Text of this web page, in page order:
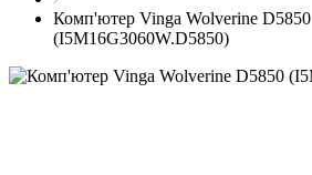
Комп'ютер Vinga Wolverine D5850
(I5M16G3060W.D5850)